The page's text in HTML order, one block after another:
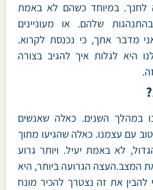
לחנך. במיוחד כשהם לא באמת
שלהם. או מעוניינים
מדבר אתך, כי נכנסת לקרוא.
היא לגלות איך להגיב בצורה
במהלך השנים. כאלה שאנשים
עם עצמנו. כאלה שהגיעו מתוך
לא באמת יעיל. ויותר גרוע
המצב.העצה הגרועה ביותר, היא
להבין את זה נצטרך להכיר מונח